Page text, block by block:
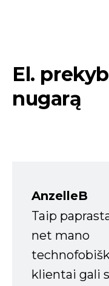
El.
nugarą
AnzelleB
Taip
net mano
klientai gali